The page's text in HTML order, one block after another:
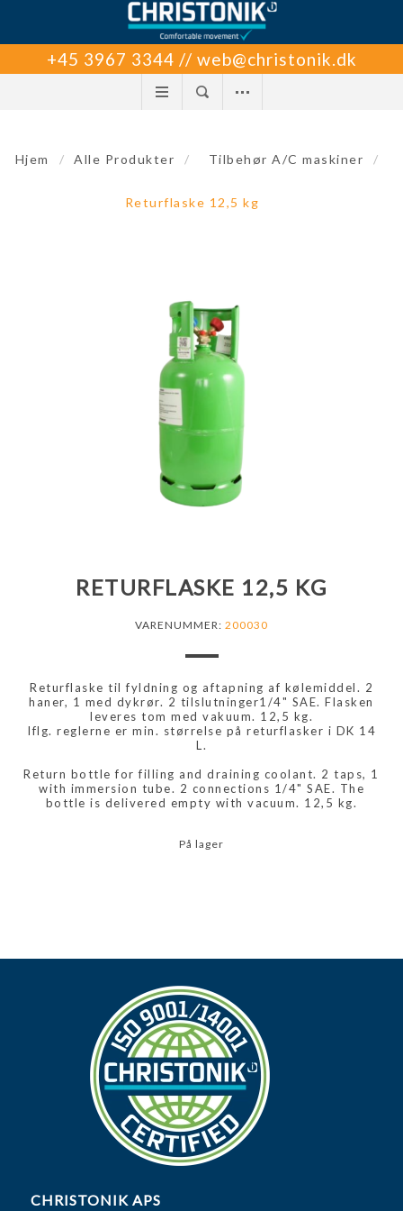
+45 3967 3344 // web@christonik.dk
Hjem / Alle Produkter / Tilbehør A/C maskiner /
Returflaske 12,5 kg
RETURFLASKE 12,5 KG
VARENUMMER: 200030
Returflaske til fyldning og aftapning af kølemiddel. 2
haner, 1 med dykrør. 2 tilslutninger1/4" SAE. Flasken
leveres tom med vakuum. 12,5 kg.
Iflg. reglerne er min. størrelse på returflasker i DK 14
L.
Return bottle for filling and draining coolant. 2 taps, 1
with immersion tube. 2 connections 1/4" SAE. The
bottle is delivered empty with vacuum. 12,5 kg.
På lager
CHRISTONIK APS